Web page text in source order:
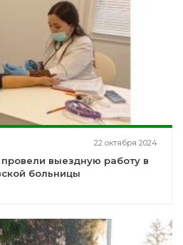
22 октября 2024
выездную работу в
больницы